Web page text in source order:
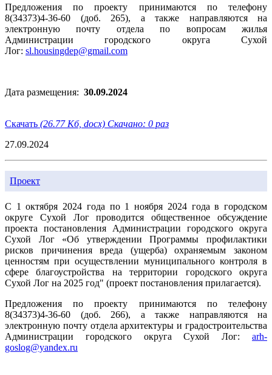
Предложения по проекту принимаются по телефону
8(34373)4-36-60 (доб. 265), а также направляются на
электронную почту отдела по вопросам жилья
Администрации городского округа Сухой
Лог: sl.housingdep@gmail.com
Дата размещения: 30.09.2024
Скачать (26.77 Кб, docx) Скачано: 0 раз
27.09.2024
Проект
С 1 октября 2024 года по 1 ноября 2024 года в городском
округе Сухой Лог проводится общественное обсуждение
проекта постановления Администрации городского округа
Сухой Лог «Об утверждении Программы профилактики
рисков причинения вреда (ущерба) охраняемым законом
ценностям при осуществлении муниципального контроля в
сфере благоустройства на территории городского округа
Сухой Лог на 2025 год" (проект постановления прилагается).
Предложения по проекту принимаются по телефону
8(34373)4-36-60 (доб. 266), а также направляются на
электронную почту отдела архитектуры и градостроительства
Администрации городского округа Сухой Лог: arh-
goslog@yandex.ru